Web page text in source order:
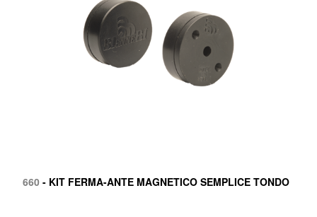
660- KIT FERMA-ANTE MAGNETICO SEMPLICE TONDO